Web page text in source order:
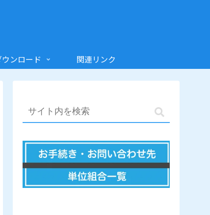
ンロード 関連リンク